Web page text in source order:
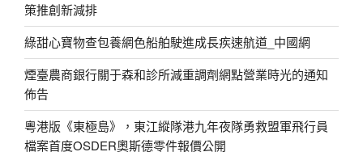
策推創新減排
綠甜心寶物查包養網色船舶駛進成長疾速航道_中國網
煙臺農商銀行關于森和診所減重調劑網點營業時光的通知
佈告
粵港版《東極島》，東江縱隊港九年夜隊勇救盟軍飛行員
檔案首度OSDER奧斯德零件報價公開